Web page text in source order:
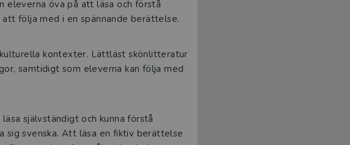
eleverna öva på att läsa och förstå
följa med i en spännande berättelse.
kontexter. Lättläst skönlitteratur
samtidigt som eleverna kan följa med
självständigt och kunna förstå
sig svenska. Att läsa en fiktiv berättelse